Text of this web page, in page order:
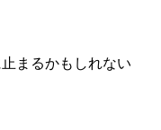
まるかもしれない